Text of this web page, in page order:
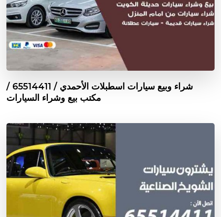
شراء وبيع سيارات اسطبلات الأحمدي / 65514411 /
مكتب بيع وشراء السيارات